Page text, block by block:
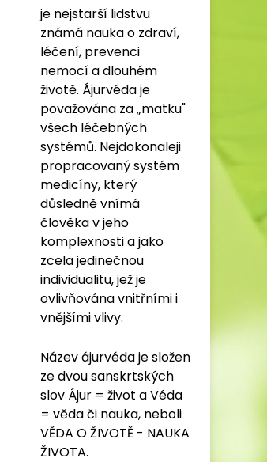
je nejstarší lidstvu
známá nauka o zdraví,
léčení, prevenci
nemocí a dlouhém
životě. Ájurvéda je
považována za „matku"
všech léčebných
systémů. Nejdokonaleji
propracovaný systém
medicíny, který
důsledně vnímá
člověka v jeho
komplexnosti a jako
zcela jedinečnou
individualitu, jež je
ovlivňována vnitřními i
vnějšími vlivy.
Název ájurvéda je složen
ze dvou sanskrtských
slov Ájur = život a Véda
= věda či nauka, neboli
VĚDA O ŽIVOTĚ - NAUKA
ŽIVOTA.